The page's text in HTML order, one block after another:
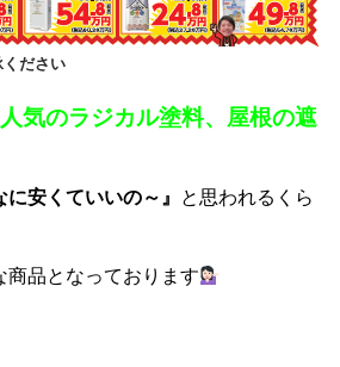
ださい
人気のラジカル塗料、屋根の遮
に安くていいの～』
と思われるくら
商品となっております